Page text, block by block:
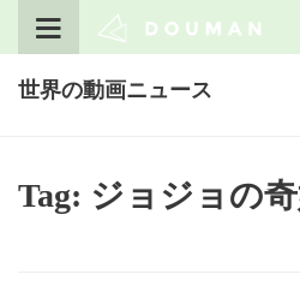
世界の動画ニュース
Tag: ジョジョの